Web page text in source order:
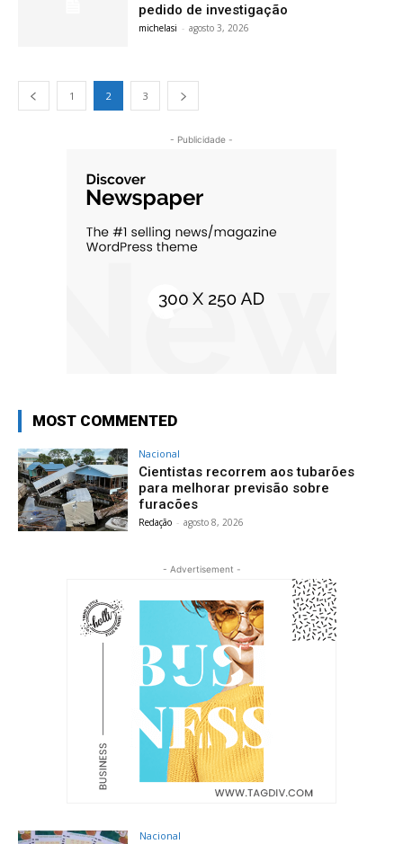
pedido de investigação
michelasi - agosto 3, 2026
1 2 3
- Publicidade -
MOST COMMENTED
Nacional
Cientistas recorrem aos tubarões
para melhorar previsão sobre
furacões
Redação - agosto 8, 2026
- Advertisement -
Nacional